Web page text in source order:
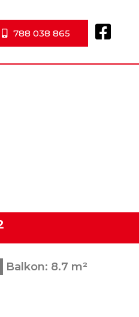
788 038 865
Balkon: 8.7 m²